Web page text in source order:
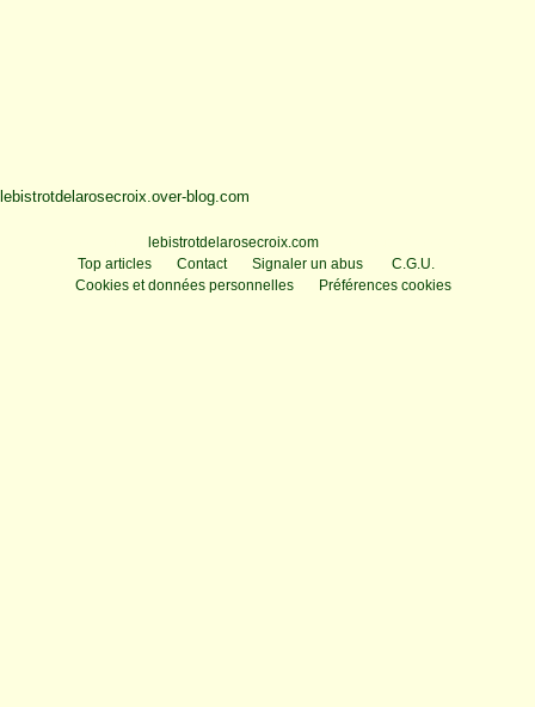
lebistrotdelarosecroix.over-blog.com
lebistrotdelarosecroix.com
Top articles
Contact Signaler un abus
C.G.U.
Cookies et données personnelles
Préférences cookies